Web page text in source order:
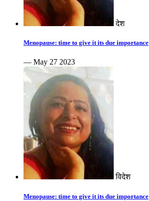
देश
Menopause: time to give it its due importance
— May 27 2023
विदेश
Menopause: time to give it its due importance